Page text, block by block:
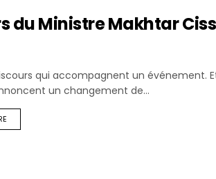
du Ministre Makhtar
qui accompagnent un événement.
un changement de...